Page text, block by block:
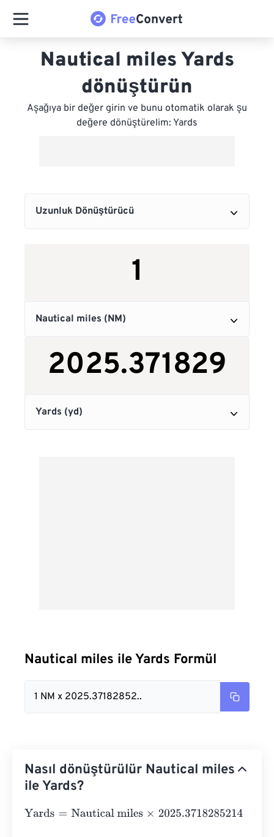
Nautical miles Yards
dönüştürün
Aşağıya bir değer girin ve bunu otomatik olarak şu
değere dönüştürelim: Yards
Nautical miles ile Yards Formül
1 NM x 2025.37182852..
Nasıl dönüştürülür Nautical miles
ile Yards?
Yards= Nautical miles ×2025.3718285214